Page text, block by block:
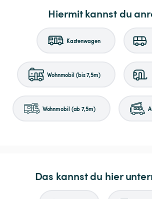
Hiermit kannst du
Kastenwagen
Wohnmobil (bis 7,5m)
Wohnmobil (ab 7,5m)
Das kannst du hier